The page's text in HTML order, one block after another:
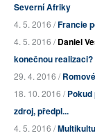
Severní Afriky
4. 5. 2016 /Francie
4. 5. 2016 /Daniel
konečnou realizaci?
29. 4. 2016 /
18. 10. 2016 /
zdroj, předpl...
4. 5. 2016 /